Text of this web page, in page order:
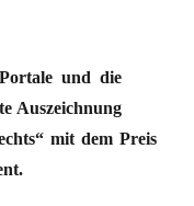
und die
Auszeichnung
mit dem Preis